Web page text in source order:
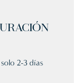
2-3 días